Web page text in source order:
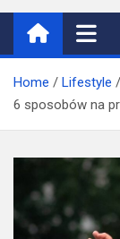
Blog
Home
Lifestyle
6 sposobów na